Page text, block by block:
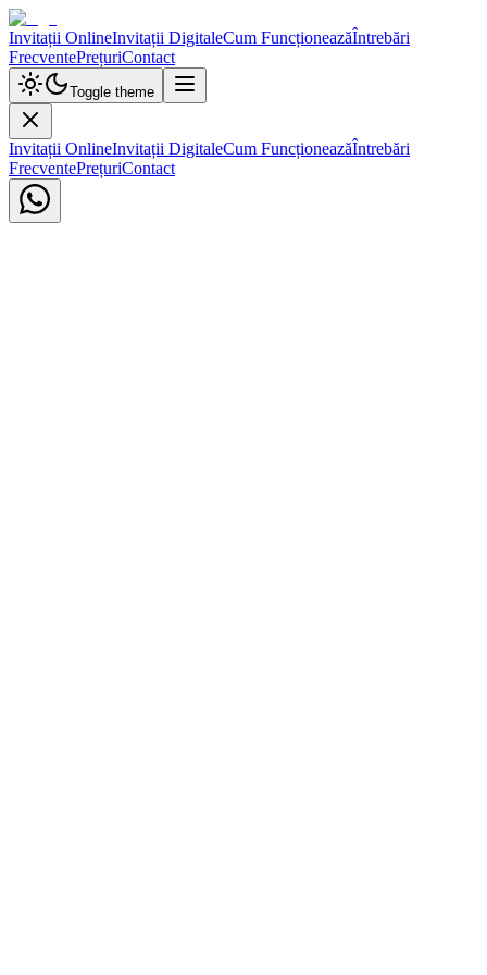
Invitații OnlineInvitații DigitaleCum FuncționeazăÎntrebări
FrecventePrețuriContact
Toggle theme
Invitații OnlineInvitații DigitaleCum FuncționeazăÎntrebări
FrecventePrețuriContact